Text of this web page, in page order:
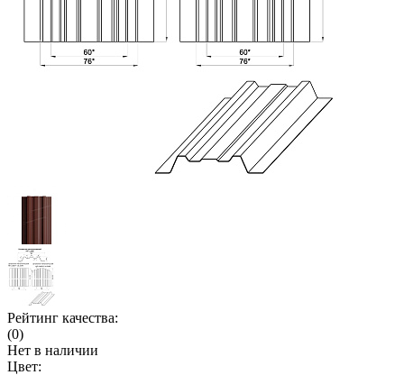
Рейтинг качества:
(0)
Нет в наличии
Цвет: